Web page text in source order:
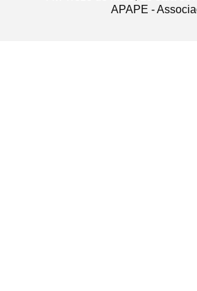
APAPE -